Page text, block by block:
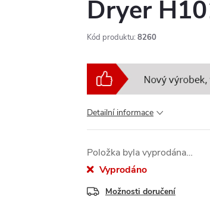
Dryer
Kód produktu: 8260
Detailní informace
Položka byla vyprodána…
Vyprodáno
Možnosti doručení